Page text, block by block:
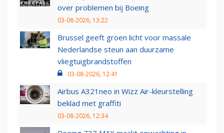
over problemen bij Boeing
03-08-2026, 13:22
Brussel geeft groen licht voor massale
Nederlandse steun aan duurzame
vliegtuigbrandstoffen
03-08-2026, 12:41
Airbus A321neo in Wizz Air-kleurstelling
beklad met graffiti
03-08-2026, 12:34